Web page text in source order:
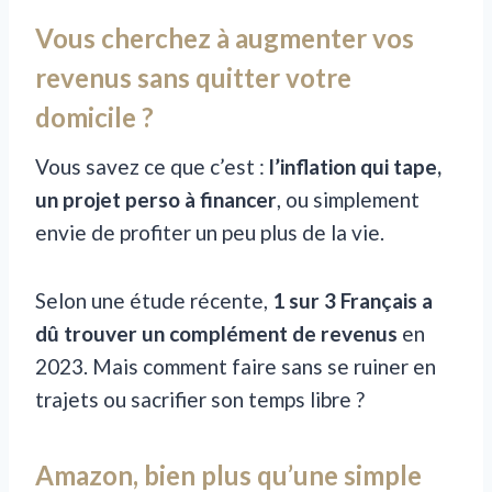
Vous cherchez à augmenter vos
revenus sans quitter votre
domicile ?
Vous savez ce que c’est : l’inflation qui tape,
un projet perso à financer, ou simplement
envie de profiter un peu plus de la vie.
Selon une étude récente, 1 sur 3 Français a
dû trouver un complément de revenus en
2023. Mais comment faire sans se ruiner en
trajets ou sacrifier son temps libre ?
Amazon, bien plus qu’une simple